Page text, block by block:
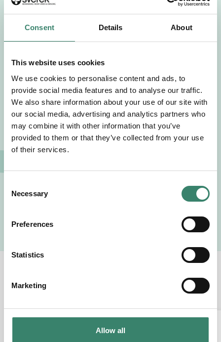
Consent Details About
This website uses cookies
We use cookies to personalise content and ads, to
provide social media features and to analyse our traffic.
We also share information about your use of our site with
our social media, advertising and analytics partners who
may combine it with other information that you’ve
provided to them or that they’ve collected from your use
of their services.
Necessary
Preferences
Statistics
Marketing
Allow all
Välj önskat arbetsområde
Välj önskad anställningsform
+46
E-post
Jag godkänner Sverek’s
Relaterade jobb